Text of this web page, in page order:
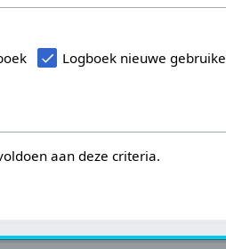
Logboek nieuwe
aan deze criteria.